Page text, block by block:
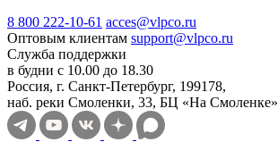
8 800 222-10-61 acces@vlpco.ru
Оптовым клиентам support@vlpco.ru
Служба поддержки
в будни с 10.00 до 18.30
Россия, г. Санкт-Петербург, 199178,
наб. реки Смоленки, 33, БЦ «На Смоленке»